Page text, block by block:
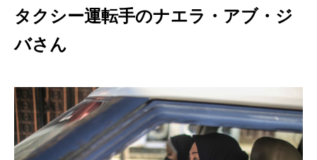
タクシー運転手のナエラ・アブ・ジ
バさん